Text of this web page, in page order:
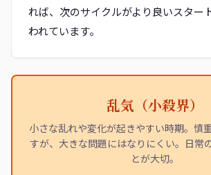
れば、次のサイクルがより良いスター
われています。
乱気（小殺界）
小さな乱れや変化が起きやすい時期。慎
すが、大きな問題にはなりにくい。日常
とが大切。